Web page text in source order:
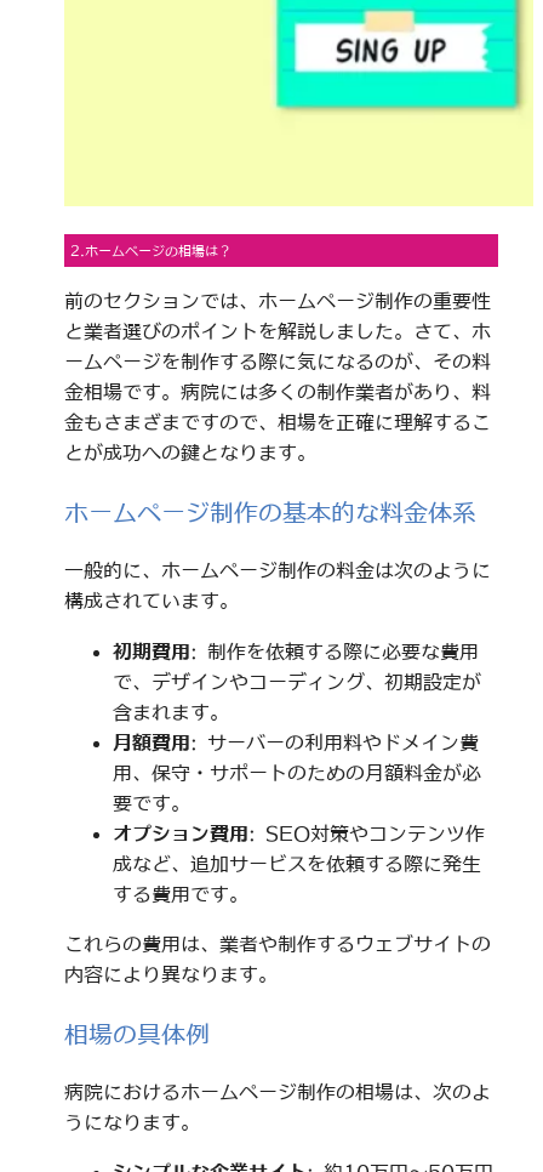
2.ホームページの相場は？
前のセクションでは、ホームページ制作の重要性
と業者選びのポイントを解説しました。さて、ホ
ームページを制作する際に気になるのが、その料
金相場です。病院には多くの制作業者があり、料
金もさまざまですので、相場を正確に理解するこ
とが成功への鍵となります。
ホームページ制作の基本的な料金体系
一般的に、ホームページ制作の料金は次のように
構成されています。
初期費用: 制作を依頼する際に必要な費用
で、デザインやコーディング、初期設定が
含まれます。
月額費用: サーバーの利用料やドメイン費
用、保守・サポートのための月額料金が必
要です。
オプション費用: SEO対策やコンテンツ作
成など、追加サービスを依頼する際に発生
する費用です。
これらの費用は、業者や制作するウェブサイトの
内容により異なります。
相場の具体例
病院におけるホームページ制作の相場は、次のよ
うになります。